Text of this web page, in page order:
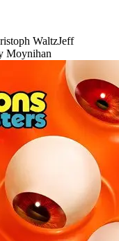
WaltzJeff
Moynihan